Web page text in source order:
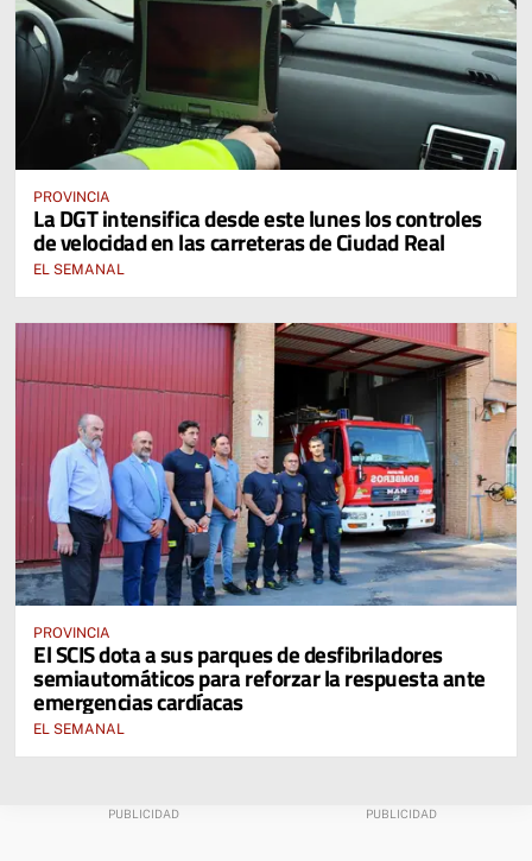
PROVINCIA
La DGT intensifica desde este lunes los controles
de velocidad en las carreteras de Ciudad Real
EL SEMANAL
PROVINCIA
El SCIS dota a sus parques de desfibriladores
semiautomáticos para reforzar la respuesta ante
emergencias cardíacas
EL SEMANAL